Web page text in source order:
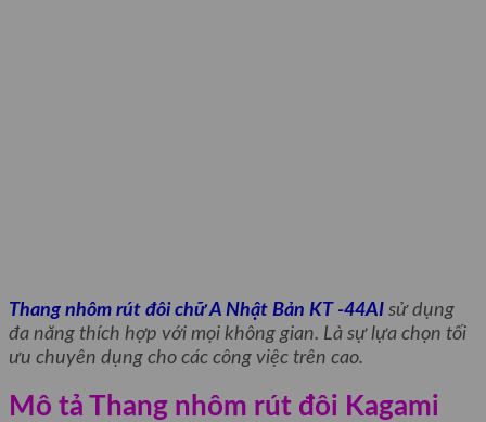
Thang nhôm rút đôi chữ A Nhật Bản KT -44AI sử dụng
đa năng thích hợp với mọi không gian. Là sự lựa chọn tối
ưu chuyên dụng cho các công việc trên cao.
Mô tả Thang nhôm rút đôi Kagami